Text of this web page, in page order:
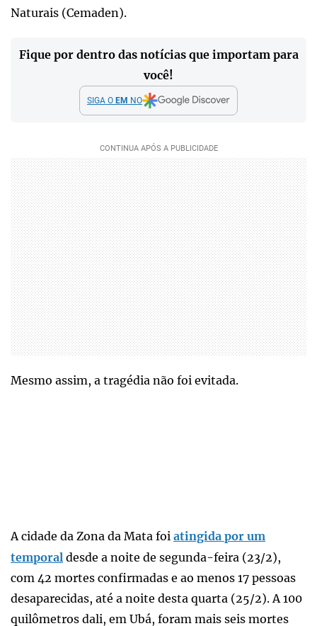
Naturais (Cemaden).
Fique por dentro das notícias que importam para
você!
SIGA O EM NO
Mesmo assim, a tragédia não foi evitada.
A cidade da Zona da Mata foi atingida por um
temporal desde a noite de segunda-feira (23/2),
com 42 mortes confirmadas e ao menos 17 pessoas
desaparecidas, até a noite desta quarta (25/2). A 100
quilômetros dali, em Ubá, foram mais seis mortes